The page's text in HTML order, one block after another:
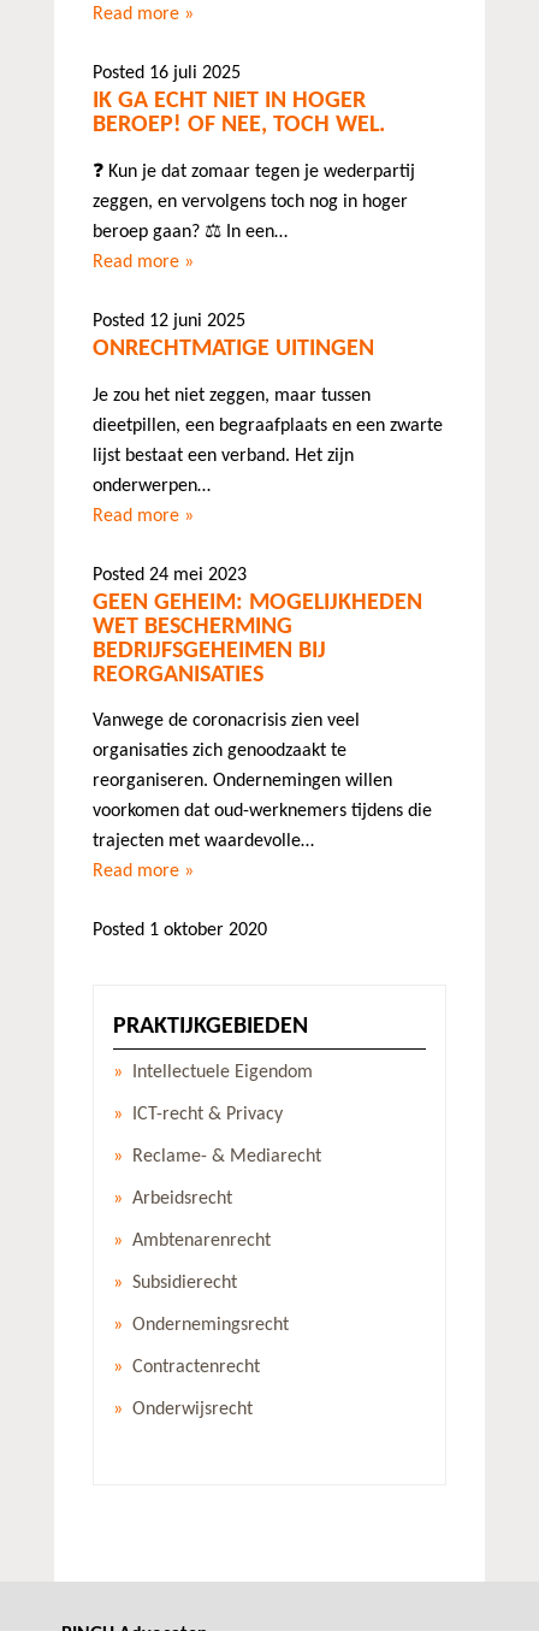
Read more »
Posted 16 juli 2025
IK GA ECHT NIET IN HOGER
BEROEP! OF NEE, TOCH WEL.
❓ Kun je dat zomaar tegen je wederpartij
zeggen, en vervolgens toch nog in hoger
beroep gaan? ⚖️ In een…
Read more »
Posted 12 juni 2025
ONRECHTMATIGE UITINGEN
Je zou het niet zeggen, maar tussen
dieetpillen, een begraafplaats en een zwarte
lijst bestaat een verband. Het zijn
onderwerpen…
Read more »
Posted 24 mei 2023
GEEN GEHEIM: MOGELIJKHEDEN
WET BESCHERMING
BEDRIJFSGEHEIMEN BIJ
REORGANISATIES
Vanwege de coronacrisis zien veel
organisaties zich genoodzaakt te
reorganiseren. Ondernemingen willen
voorkomen dat oud-werknemers tijdens die
trajecten met waardevolle…
Read more »
Posted 1 oktober 2020
PRAKTIJKGEBIEDEN
Intellectuele Eigendom
ICT-recht & Privacy
Reclame- & Mediarecht
Arbeidsrecht
Ambtenarenrecht
Subsidierecht
Ondernemingsrecht
Contractenrecht
Onderwijsrecht